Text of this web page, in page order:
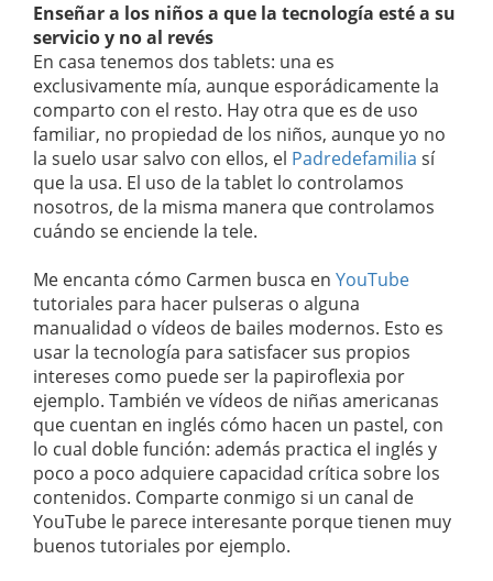
Enseñar a los niños a que la tecnología esté a su
servicio y no al revés
En casa tenemos dos tablets: una es
exclusivamente mía, aunque esporádicamente la
comparto con el resto. Hay otra que es de uso
familiar, no propiedad de los niños, aunque yo no
la suelo usar salvo con ellos, el Padredefamilia sí
que la usa. El uso de la tablet lo controlamos
nosotros, de la misma manera que controlamos
cuándo se enciende la tele.
Me encanta cómo Carmen busca en YouTube
tutoriales para hacer pulseras o alguna
manualidad o vídeos de bailes modernos. Esto es
usar la tecnología para satisfacer sus propios
intereses como puede ser la papiroflexia por
ejemplo. También ve vídeos de niñas americanas
que cuentan en inglés cómo hacen un pastel, con
lo cual doble función: además practica el inglés y
poco a poco adquiere capacidad crítica sobre los
contenidos. Comparte conmigo si un canal de
YouTube le parece interesante porque tienen muy
buenos tutoriales por ejemplo.